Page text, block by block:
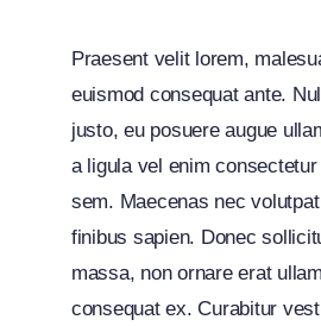
Praesent velit lorem,
euismod consequat ante.
justo, eu posuere augue
a ligula vel enim
sem. Maecenas nec
finibus sapien. Donec
massa, non ornare erat
consequat ex. Curabitur